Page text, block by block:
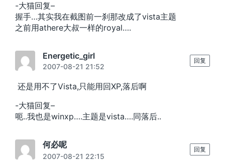
-大猫回复–
握手…其实我在截图前一刹那改成了vista主题
之前用athere大叔一样的royal….
Energetic_girl
2007-08-21 21:52
还是用不了Vista,只能用回XP,落后啊
-大猫回复–
呃..我也是winxp….主题是vista….同落后..
回复
何必呢
2007-08-21 22:15
回复